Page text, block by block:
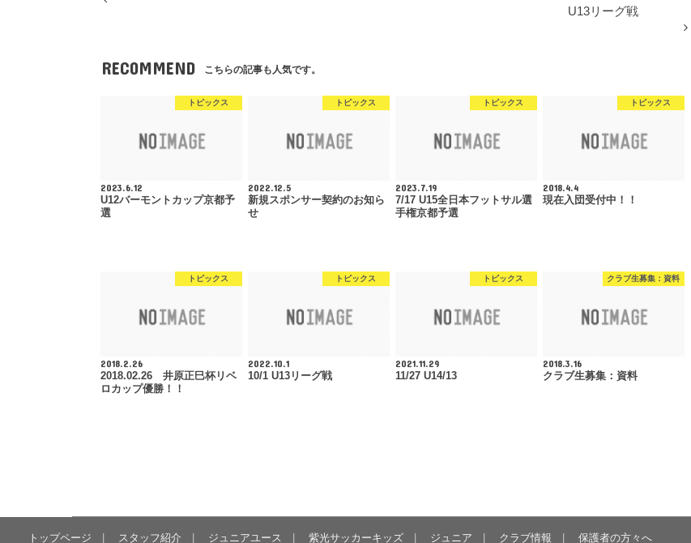
U13リーグ戦
RECOMMEND こちらの記事も人気です。
トピックス
2023.6.12
U12バーモントカップ京都予
選
トピックス
2022.12.5
新規スポンサー契約のお知ら
せ
トピックス
2023.7.19
7/17 U15全日本フットサル選
手権京都予選
トピックス
2018.4.4
現在入団受付中！！
トピックス
2018.2.26
2018.02.26 井原正巳杯リベ
ロカップ優勝！！
トピックス
2022.10.1
10/1 U13リーグ戦
トピックス
2021.11.29
11/27 U14/13
クラブ生募集：資料
2018.3.16
クラブ生募集：資料
トップページ スタッフ紹介 ジュニアユース 紫光サッカーキッズ ジュニア クラブ情報 保護者の方々へ